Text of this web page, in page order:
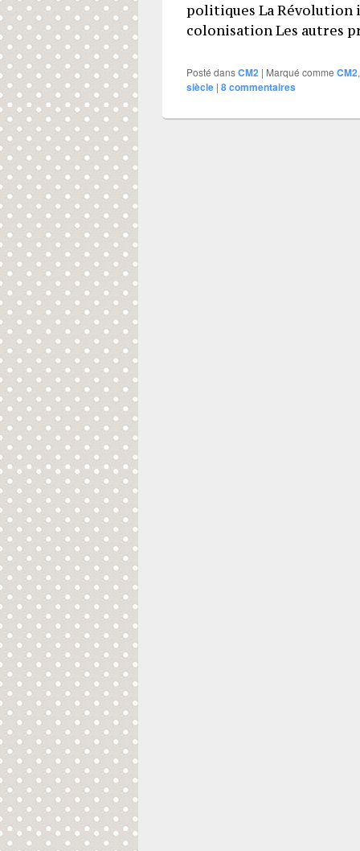
politiques La Révolution
colonisation Les autres
Posté dansCM2 | Marqué comme CM2,
siècle | 8commentaires